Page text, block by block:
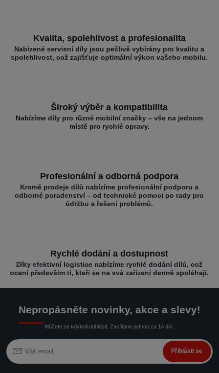
Kvalita, spolehlivost a profesionalita
Nabízené servisní díly jsou pečlivě vybírány pro kvalitu a
spolehlivost, což zajišťuje optimální výkon vašeho mobilu.
Široký výběr a kompatibilita
Nabízíme díly pro různé mobilní značky – vše na jednom
místě pro rychlé opravy.
Profesionální a odborná podpora
Kromě prodeje dílů nabízíme profesionální podporu a
odborné poradenství – od technické pomoci po rady pro
údržbu a řešení problémů.
Rychlé dodání a dostupnost
Díky efektivní logistice nabízíme rychlé dodání dílů, což
ocení především ti, kteří se na svá zařízení denně spoléhají.
Nepropásněte novinky, akce a slevy!
Můžete se kdykoli odhlásit. Zasíláme jednou za 14 dní.
Přihlásit se